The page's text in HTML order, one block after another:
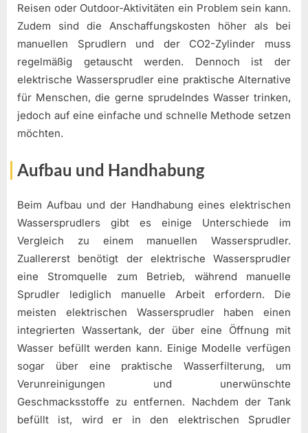
Reisen oder Outdoor-Aktivitäten ein Problem sein kann.
Zudem sind die Anschaffungskosten höher als bei
manuellen Sprudlern und der CO2-Zylinder muss
regelmäßig getauscht werden. Dennoch ist der
elektrische Wassersprudler eine praktische Alternative
für Menschen, die gerne sprudelndes Wasser trinken,
jedoch auf eine einfache und schnelle Methode setzen
möchten.
Aufbau und Handhabung
Beim Aufbau und der Handhabung eines elektrischen
Wassersprudlers gibt es einige Unterschiede im
Vergleich zu einem manuellen Wassersprudler.
Zuallererst benötigt der elektrische Wassersprudler
eine Stromquelle zum Betrieb, während manuelle
Sprudler lediglich manuelle Arbeit erfordern. Die
meisten elektrischen Wassersprudler haben einen
integrierten Wassertank, der über eine Öffnung mit
Wasser befüllt werden kann. Einige Modelle verfügen
sogar über eine praktische Wasserfilterung, um
Verunreinigungen und unerwünschte
Geschmacksstoffe zu entfernen. Nachdem der Tank
befüllt ist, wird er in den elektrischen Sprudler